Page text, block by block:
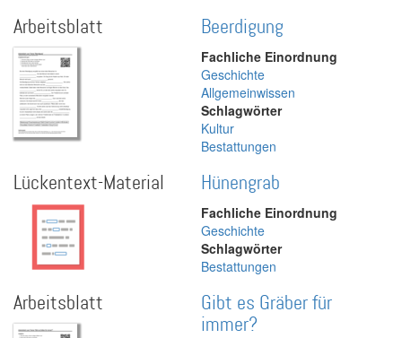
Arbeitsblatt Beerdigung
Fachliche Einordnung
Geschichte
Allgemeinwissen
Schlagwörter
Kultur
Bestattungen
Lückentext-Material Hünengrab
Fachliche Einordnung
Geschichte
Schlagwörter
Bestattungen
Arbeitsblatt
Gibt es Gräber für
immer?